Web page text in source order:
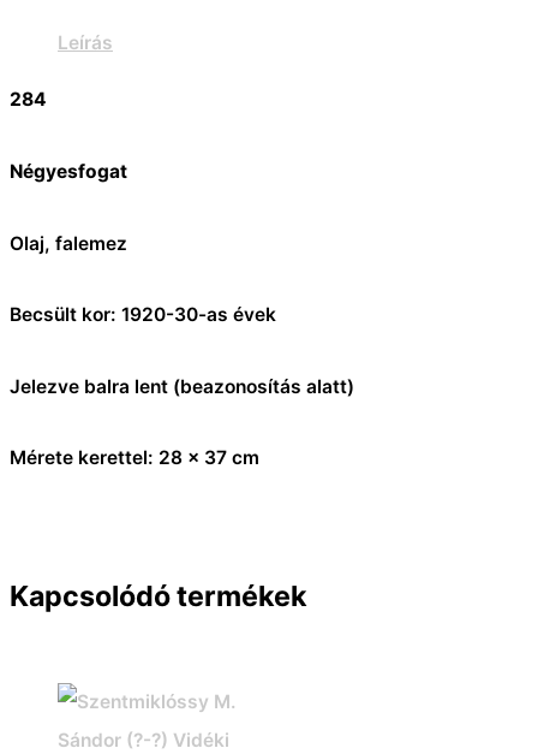
Leírás
284
Négyesfogat
Olaj, falemez
Becsült kor: 1920-30-as évek
Jelezve balra lent (beazonosítás alatt)
Mérete kerettel: 28 x 37 cm
Kapcsolódó termékek